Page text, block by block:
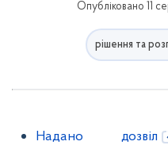
Опубліковано 11
рішення та
Надано дозвіл